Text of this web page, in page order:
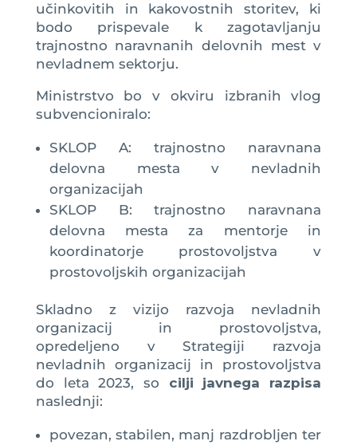
učinkovitih in kakovostnih storitev, ki
bodo prispevale k zagotavljanju
trajnostno naravnanih delovnih mest v
nevladnem sektorju.
Ministrstvo bo v okviru izbranih vlog
subvencioniralo:
SKLOP A: trajnostno naravnana
delovna mesta v nevladnih
organizacijah
SKLOP B: trajnostno naravnana
delovna mesta za mentorje in
koordinatorje prostovoljstva v
prostovoljskih organizacijah
Skladno z vizijo razvoja nevladnih
organizacij in prostovoljstva,
opredeljeno v Strategiji razvoja
nevladnih organizacij in prostovoljstva
do leta 2023, so cilji javnega razpisa
naslednji:
povezan, stabilen, manj razdrobljen ter